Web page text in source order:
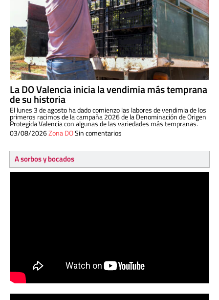
La DO Valencia inicia la vendimia más temprana
de su historia
El lunes 3 de agosto ha dado comienzo las labores de vendimia de los
primeros racimos de la campaña 2026 de la Denominación de Origen
Protegida Valencia con algunas de las variedades más tempranas.
03/08/2026Zona DOSin comentarios
A sorbos y bocados